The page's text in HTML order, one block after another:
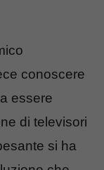
conoscere
essere
di televisori
si ha